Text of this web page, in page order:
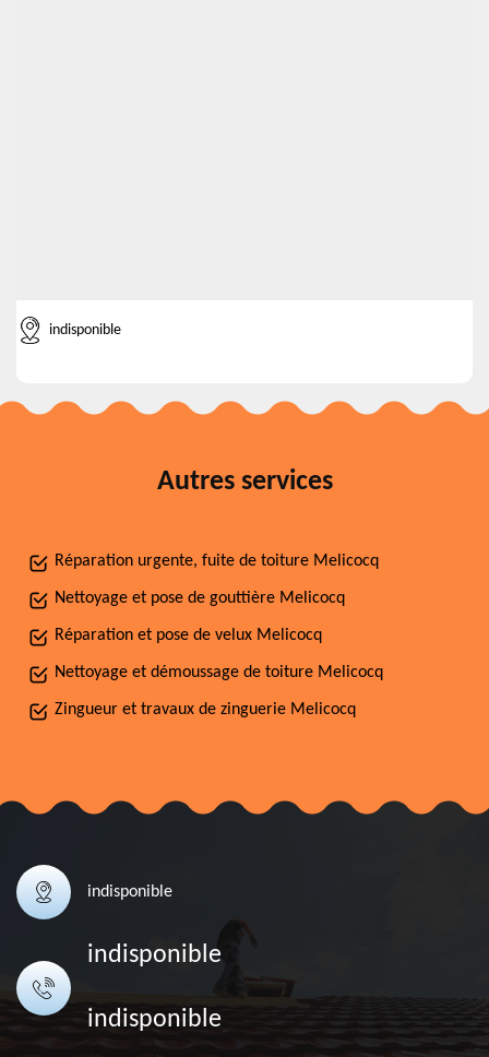
indisponible
Autres services
Réparation urgente, fuite de toiture Melicocq
Nettoyage et pose de gouttière Melicocq
Réparation et pose de velux Melicocq
Nettoyage et démoussage de toiture Melicocq
Zingueur et travaux de zinguerie Melicocq
indisponible
indisponible
indisponible